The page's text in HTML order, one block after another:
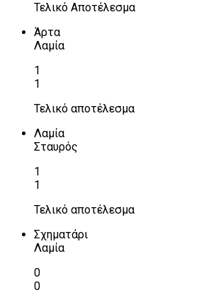
Τελικό Αποτέλεσμα
Άρτα
Λαμία
1
1
Τελικό αποτέλεσμα
Λαμία
Σταυρός
1
1
Τελικό αποτέλεσμα
Σχηματάρι
Λαμία
0
0